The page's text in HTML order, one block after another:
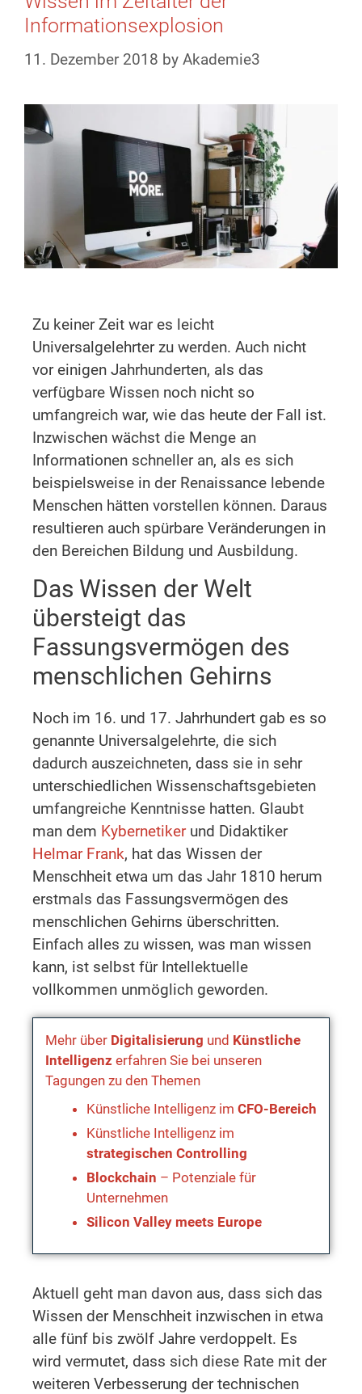
Informationsexplosion
11. Dezember 2018 by Akademie3
Zu keiner Zeit war es leicht
Universalgelehrter zu werden. Auch nicht
vor einigen Jahrhunderten, als das
verfügbare Wissen noch nicht so
umfangreich war, wie das heute der Fall ist.
Inzwischen wächst die Menge an
Informationen schneller an, als es sich
beispielsweise in der Renaissance lebende
Menschen hätten vorstellen können. Daraus
resultieren auch spürbare Veränderungen in
den Bereichen Bildung und Ausbildung.
Das Wissen der Welt
übersteigt das
Fassungsvermögen des
menschlichen Gehirns
Noch im 16. und 17. Jahrhundert gab es so
genannte Universalgelehrte, die sich
dadurch auszeichneten, dass sie in sehr
unterschiedlichen Wissenschaftsgebieten
umfangreiche Kenntnisse hatten. Glaubt
man dem Kybernetikerund Didaktiker
Helmar Frank, hat das Wissen der
Menschheit etwa um das Jahr 1810 herum
erstmals das Fassungsvermögen des
menschlichen Gehirns überschritten.
Einfach alles zu wissen, was man wissen
kann, ist selbst für Intellektuelle
vollkommen unmöglich geworden.
Mehr über Digitalisierung und Künstliche
Intelligenz erfahren Sie bei unseren
Tagungen zu den Themen
Künstliche Intelligenz im CFO-Bereich
Künstliche Intelligenz im
strategischen Controlling
Blockchain – Potenziale für
Unternehmen
Silicon Valley meets Europe
Aktuell geht man davon aus, dass sich das
Wissen der Menschheit inzwischen in etwa
alle fünf bis zwölf Jahre verdoppelt. Es
wird vermutet, dass sich diese Rate mit der
weiteren Verbesserung der technischen